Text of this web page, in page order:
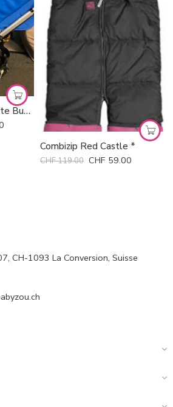
OCCASION – Poussette Bugaboo Cameleon
Combizip Red Castle *
CHF119.00 CHF 59.00
CH-1093 La Conversion, Suisse